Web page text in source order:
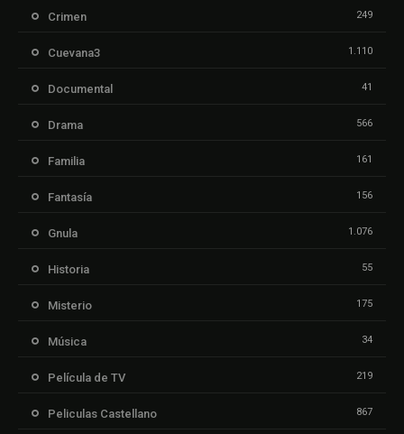
Crimen 249
Cuevana3 1.110
Documental 41
Drama 566
Familia 161
Fantasía 156
Gnula 1.076
Historia 55
Misterio 175
Música 34
Película de TV 219
Peliculas Castellano 867